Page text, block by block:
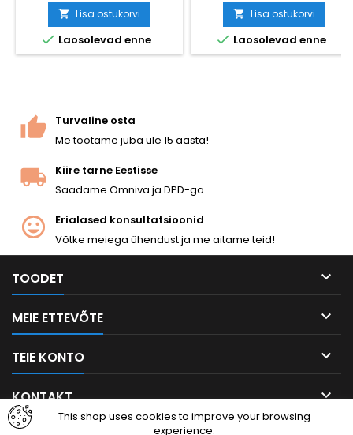
 Lisa ostukorvi
 Laosolevad enne
 Lisa ostukorvi
 Laosolevad enne
Turvaline osta
Me töötame juba üle 15 aasta!
Kiire tarne Eestisse
Saadame Omniva ja DPD-ga
Erialased konsultatsioonid
Võtke meiega ühendust ja me aitame teid!
TOODET 
MEIE ETTEVÕTE 
TEIE KONTO 
KONTAKT 
This shop uses cookies to improve your browsing
experience.